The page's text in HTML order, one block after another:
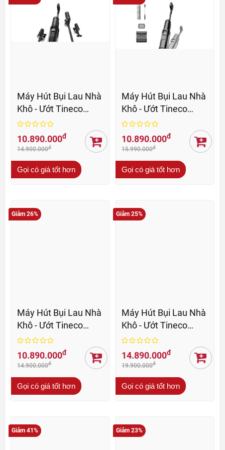
Máy Hút Bụi Lau Nhà
Khô - Ướt Tineco
Floor One Switch S7
Stretch - BH 12 Th
10.890.000đ
14.900.000đ
Gọi có giá tốt hơn
Máy Hút Bụi Lau Nhà
Khô - Ướt Tineco
Floor One S7 Stretch
Steam - BH 12 Th
10.890.000đ
15.990.000đ
Gọi có giá tốt hơn
Giảm 26%
Máy Hút Bụi Lau Nhà
Khô - Ướt Tineco
Floor One S9 Artist
Pro - BH 24 Th
10.890.000đ
14.900.000đ
Gọi có giá tốt hơn
Giảm 25%
Máy Hút Bụi Lau Nhà
Khô - Ướt Tineco
Floor One S9 Artist
Steam Pro - BH 24 Th
14.890.000đ
19.900.000đ
Gọi có giá tốt hơn
Giảm 41% Giảm 23%